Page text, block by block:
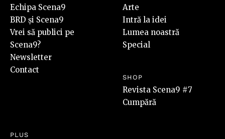
Echipa Scena9
BRD și Scena9
Vrei să publici pe
Scena9?
Newsletter
Contact
Arte
Intră la idei
Lumea noastră
Special
SHOP
Revista Scena9 #7
Cumpără
PLUS